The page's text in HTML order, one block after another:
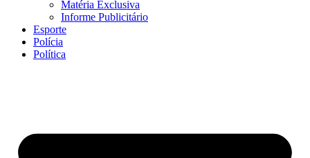
Matéria Exclusiva
Informe Publicitário
Esporte
Polícia
Política